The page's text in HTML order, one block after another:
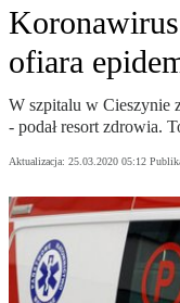
ofiara
W szpitalu w Cieszynie
- podał resort zdrowia.
Aktualizacja: 25.03.2020 05:12